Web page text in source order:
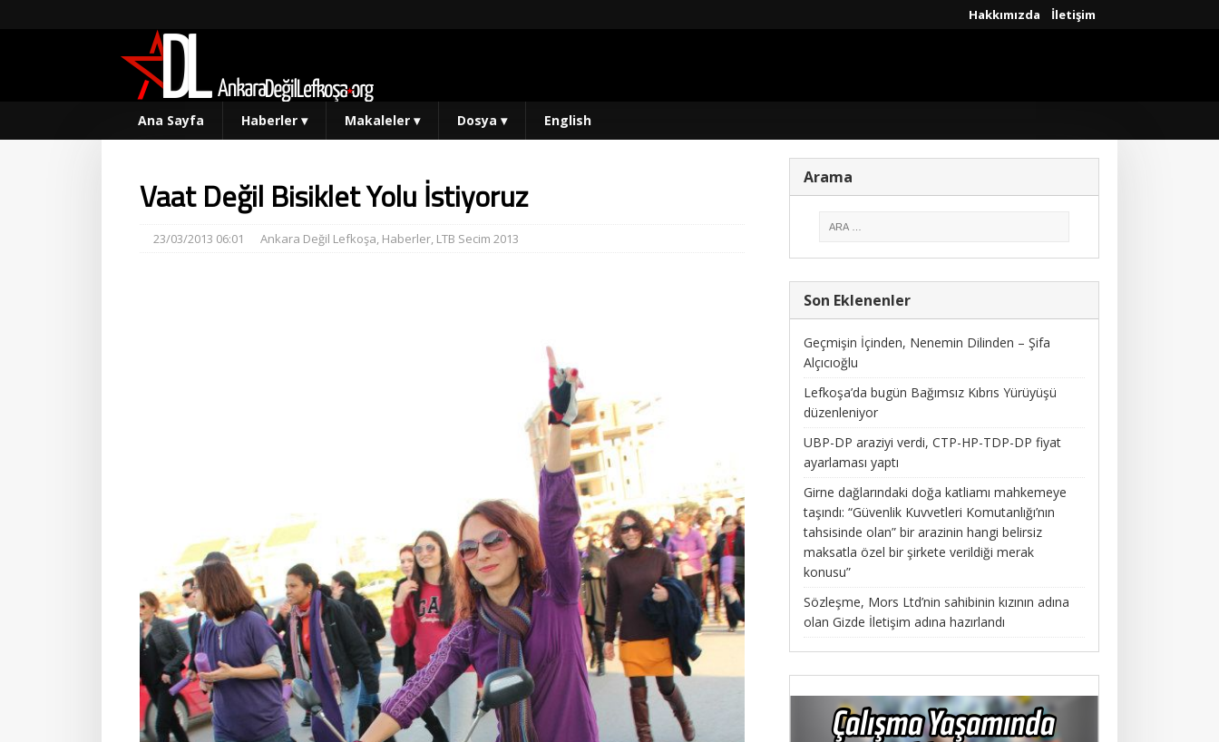
Hakkımızda İletişim
Ana Sayfa Haberler ▾ Makaleler ▾ Dosya ▾ English
Vaat Değil Bisiklet Yolu İstiyoruz
23/03/2013 06:01 Ankara Değil Lefkoşa, Haberler, LTB Secim 2013
Arama
Son Eklenenler
Geçmişin İçinden, Nenemin Dilinden – Şifa
Alçıcıoğlu
Lefkoşa’da bugün Bağımsız Kıbrıs Yürüyüşü
düzenleniyor
UBP-DP araziyi verdi, CTP-HP-TDP-DP fiyat
ayarlaması yaptı
Girne dağlarındaki doğa katliamı mahkemeye
taşındı: “Güvenlik Kuvvetleri Komutanlığı’nın
tahsisinde olan” bir arazinin hangi belirsiz
maksatla özel bir şirkete verildiği merak
konusu”
Sözleşme, Mors Ltd’nin sahibinin kızının adına
olan Gizde İletişim adına hazırlandı